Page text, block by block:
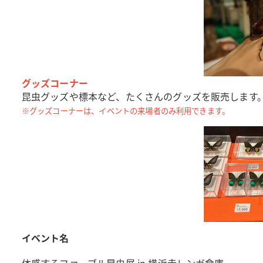
グッズコーナー
昆虫グッズや標本など、たくさんのグッズを販売します
※グッズコーナーは、イベントの来場者のみ利用できます。
イベント名